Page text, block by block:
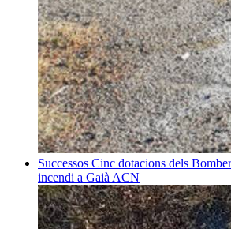
Successos Cinc dotacions dels
incendi a Gaià ACN